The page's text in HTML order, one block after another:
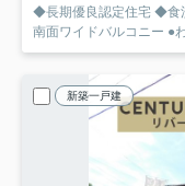
◆長期優良認定住宅 ◆食
南
新築一戸建